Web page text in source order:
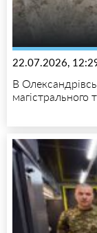
22.07.2026,
В